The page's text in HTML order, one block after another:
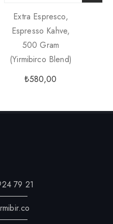
Extra Espresco,
Espresso Kahve,
500 Gram
(yirmibirco Blend)
₺580,00
79 21